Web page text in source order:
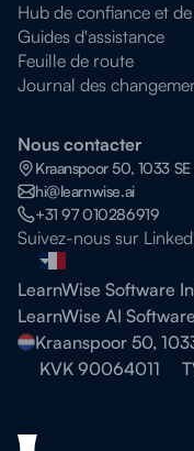
Hub de confiance et
Guides d'assistance
Feuille de route
Journal des
Nous contacter
Kraanspoor 50, 1033
hi@learnwise.ai
+31 97 010286919
Suivez-nous sur
LearnWise Software
LearnWise AI
Kraanspoor 50,
KVK 90064011